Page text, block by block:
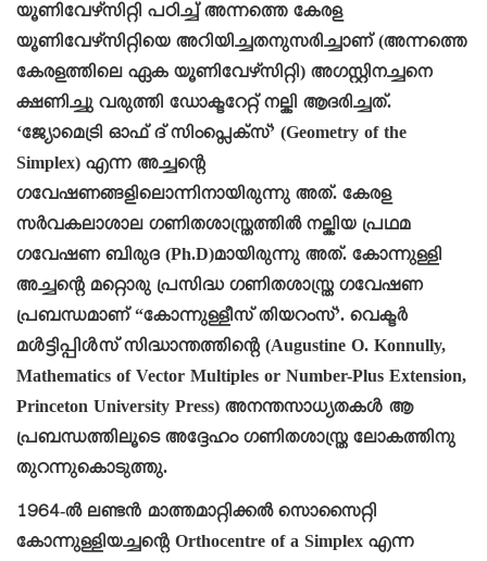
യൂണിവേഴ്സിറ്റി പഠിച്ച് അന്നത്തെ കേരള
യൂണിവേഴ്സിറ്റിയെ അറിയിച്ചതനുസരിച്ചാണ് (അന്നത്തെ
കേരളത്തിലെ ഏക യൂണിവേഴ്സിറ്റി) അഗസ്റ്റിനച്ചനെ
ക്ഷണിച്ചു വരുത്തി ഡോക്ടറേറ്റ് നല്കി ആദരിച്ചത്.
‘ജ്യോമെട്രി ഓഫ് ദ് സിംപ്ലെക്സ്’ (Geometry of the
Simplex) എന്ന അച്ചന്റെ
ഗവേഷണങ്ങളിലൊന്നിനായിരുന്നു അത്. കേരള
സർവകലാശാല ഗണിതശാസ്ത്രത്തിൽ നല്കിയ പ്രഥമ
ഗവേഷണ ബിരുദ (Ph.D)മായിരുന്നു അത്. കോന്നുള്ളി
അച്ചന്റെ മറ്റൊരു പ്രസിദ്ധ ഗണിതശാസ്ത്ര ഗവേഷണ
പ്രബന്ധമാണ് “കോന്നുള്ളീസ് തിയറംസ്’. വെക്ടർ
മൾട്ടിപ്പിൾസ് സിദ്ധാന്തത്തിന്റെ (Augustine O. Konnully,
Mathematics of Vector Multiples or Number-Plus Extension,
Princeton University Press) അനന്തസാധ്യതകൾ ആ
പ്രബന്ധത്തിലൂടെ അദ്ദേഹം ഗണിതശാസ്ത്ര ലോകത്തിനു
തുറന്നുകൊടുത്തു.
1964-ൽ ലണ്ടൻ മാത്തമാറ്റിക്കൽ സൊസൈറ്റി
കോന്നുള്ളിയച്ചന്റെ Orthocentre of a Simplex എന്ന